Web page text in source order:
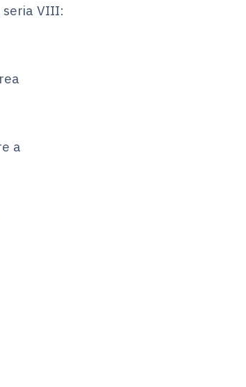
VIII:
a